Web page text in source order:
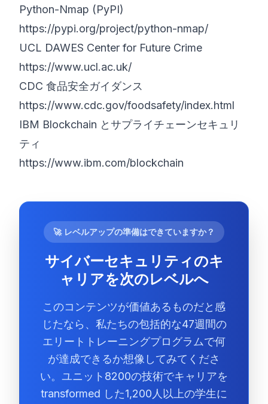
Python-Nmap (PyPI)
https://pypi.org/project/python-nmap/
UCL DAWES Center for Future Crime
https://www.ucl.ac.uk/
CDC 食品安全ガイダンス
https://www.cdc.gov/foodsafety/index.html
IBM Blockchain とサプライチェーンセキュリ
ティ
https://www.ibm.com/blockchain
🚀 レベルアップの準備はできていますか？
サイバーセキュリティのキ
ャリアを次のレベルへ
このコンテンツが価値あるものだと感
じたなら、私たちの包括的な47週間の
エリートトレーニングプログラムで何
が達成できるか想像してみてくださ
い。ユニット8200の技術でキャリアを
transformed した1,200人以上の学生に